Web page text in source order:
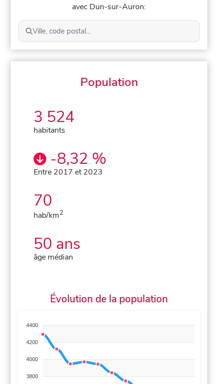
avec Dun-sur-Auron:
Ville, code postal...
Population
3 524
habitants
-8,32 %
Entre 2017 et 2023
70
hab/km2
50 ans
âge médian
Évolution de la population
4400
4200
4000
3800